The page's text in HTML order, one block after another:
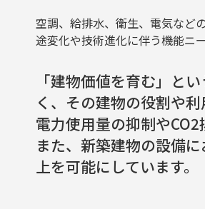
空調、給排水、衛生、電気など
途変化や技術進化に伴う機能ニ
「建物価値を育む」と
く、その建物の役割や
電力使用量の抑制や
また、新築建物の設備
上を可能にしています。